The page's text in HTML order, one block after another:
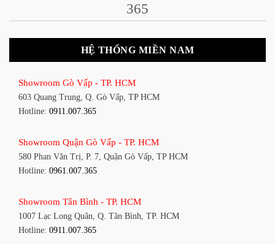
365
HỆ THỐNG MIỀN NAM
Showroom Gò Vấp - TP. HCM
603 Quang Trung, Q. Gò Vấp, TP HCM
Hotline: 0911.007.365
Showroom Quận Gò Vấp - TP. HCM
580 Phan Văn Trị, P. 7, Quận Gò Vấp, TP HCM
Hotline: 0961.007.365
Showroom Tân Bình - TP. HCM
1007 Lạc Long Quân, Q. Tân Bình, TP. HCM
Hotline: 0911.007.365